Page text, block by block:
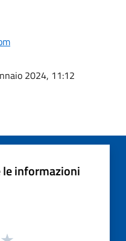
2024, 11:12
le informazioni